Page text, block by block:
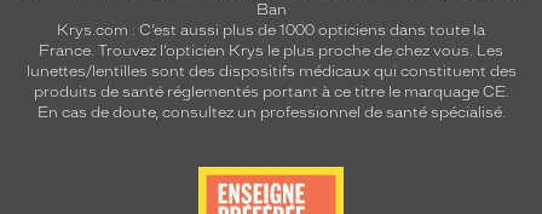
Ban
Krys.com : C’est aussi plus de 1000 opticiens dans toute la
France. Trouvez l’opticien Krys le plus proche de chez vous. Les
lunettes/lentilles sont des dispositifs médicaux qui constituent des
produits de santé réglementés portant à ce titre le marquage CE.
En cas de doute, consultez un professionnel de santé spécialisé.